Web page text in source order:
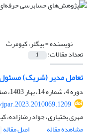
نویسنده =بیگلر، کیومرث
تعداد مقالات: 1
تعامل مدیر (شریک)
دوره 4، شماره 14، بهار 1403، صفحه
مهری بختیاری، جواد رضازاده،
مشاهده مقاله
اصل مقاله